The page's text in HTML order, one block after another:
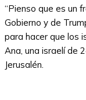
“Pienso que es un
Gobierno y de
para hacer que los
Ana, una israelí de
Jerusalén.